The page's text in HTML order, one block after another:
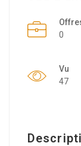
0
Vu
47